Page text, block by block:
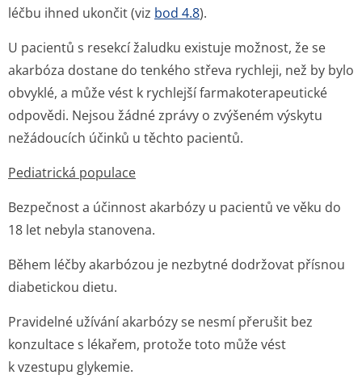
léčbu ihned ukončit (viz bod 4.8).
U pacientů s resekcí žaludku existuje možnost, že se
akarbóza dostane do tenkého střeva rychleji, než by bylo
obvyklé, a může vést k rychlejší farmakoterapeutické
odpovědi. Nejsou žádné zprávy o zvýšeném výskytu
nežádoucích účinků u těchto pacientů.
Pediatrická populace
Bezpečnost a účinnost akarbózy u pacientů ve věku do
18 let nebyla stanovena.
Během léčby akarbózou je nezbytné dodržovat přísnou
diabetickou dietu.
Pravidelné užívání akarbózy se nesmí přerušit bez
konzultace s lékařem, protože toto může vést
k vzestupu glykemie.